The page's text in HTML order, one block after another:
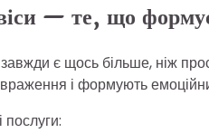
— те, що
є щось більше, ніж
і формують
послуги: